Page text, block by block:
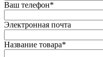
Ваш телефон*
Электронная почта
Название товара*